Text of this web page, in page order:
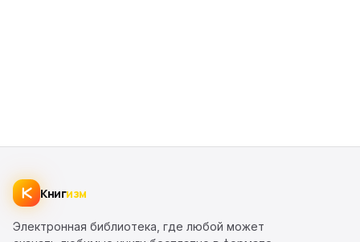
Книгизм
Электронная библиотека, где любой может